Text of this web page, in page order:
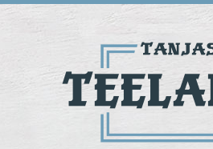
Geschäft